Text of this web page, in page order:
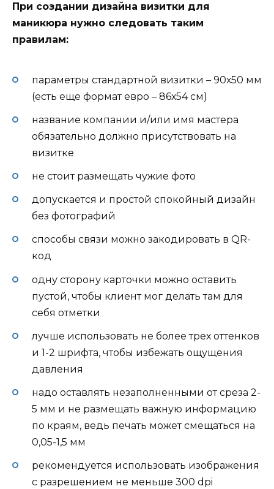
При создании дизайна визитки для
маникюра нужно следовать таким
правилам:
параметры стандартной визитки – 90х50 мм
(есть еще формат евро – 86х54 см)
название компании и/или имя мастера
обязательно должно присутствовать на
визитке
не стоит размещать чужие фото
допускается и простой спокойный дизайн
без фотографий
способы связи можно закодировать в QR-
код
одну сторону карточки можно оставить
пустой, чтобы клиент мог делать там для
себя отметки
лучше использовать не более трех оттенков
и 1-2 шрифта, чтобы избежать ощущения
давления
надо оставлять незаполненными от среза 2-
5 мм и не размещать важную информацию
по краям, ведь печать может смещаться на
0,05-1,5 мм
рекомендуется использовать изображения
с разрешением не меньше 300 dpi